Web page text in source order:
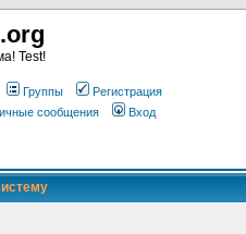
Test!
Группы
Регистрация
сообщения Вход